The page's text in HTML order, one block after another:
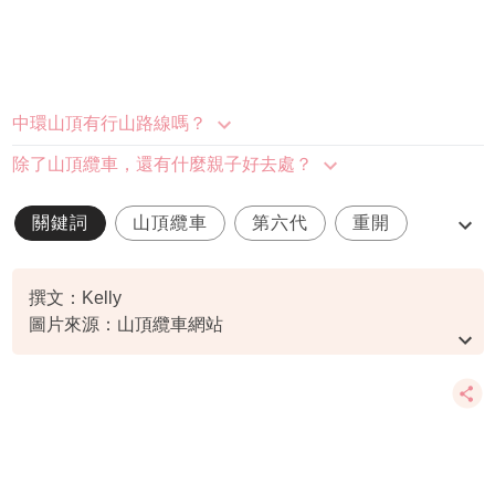
中環山頂有行山路線嗎？
除了山頂纜車，還有什麼親子好去處？
關鍵詞 山頂纜車 第六代 重開
撰文：Kelly
圖片來源：山頂纜車網站